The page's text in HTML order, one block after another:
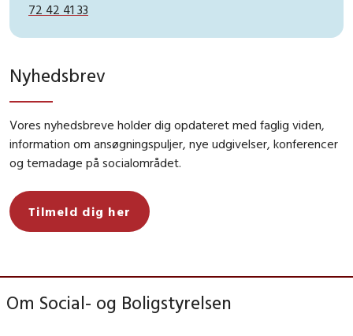
72 42 41 33
Nyhedsbrev
Vores nyhedsbreve holder dig opdateret med faglig viden,
information om ansøgningspuljer, nye udgivelser, konferencer
og temadage på socialområdet.
Tilmeld dig her
Om Social- og Boligstyrelsen